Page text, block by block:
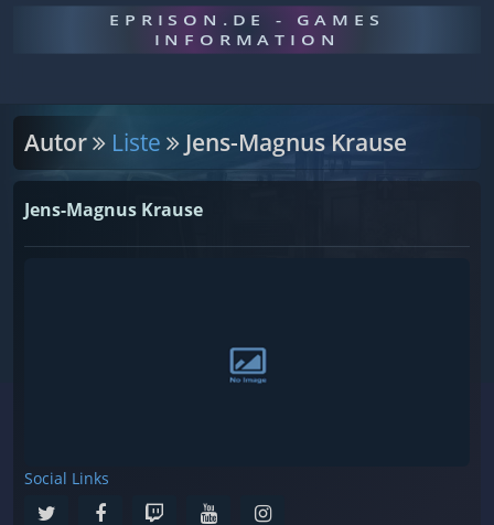
EPRISON.DE - GAMES
INFORMATION
Autor Liste Jens-Magnus Krause
Jens-Magnus Krause
Social Links